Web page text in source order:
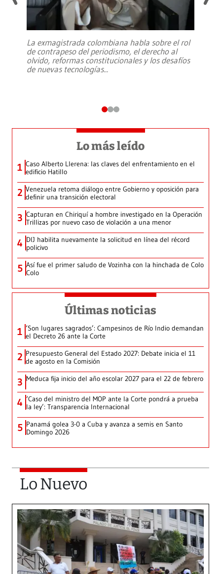
La exmagistrada colombiana habla sobre el rol
de contrapeso del periodismo, el derecho al
olvido, reformas constitucionales y los desafíos
de nuevas tecnologías...
Lo más leído
1 Caso Alberto Llerena: las claves del enfrentamiento en el
edificio Hatillo
2 Venezuela retoma diálogo entre Gobierno y oposición para
definir una transición electoral
3 Capturan en Chiriquí a hombre investigado en la Operación
Trillizas por nuevo caso de violación a una menor
4 DIJ habilita nuevamente la solicitud en línea del récord
policivo
5 Así fue el primer saludo de Vozinha con la hinchada de Colo
Colo
Últimas noticias
1 ‘Son lugares sagrados’: Campesinos de Río Indio demandan
el Decreto 26 ante la Corte
2 Presupuesto General del Estado 2027: Debate inicia el 11
de agosto en la Comisión
3 Meduca fija inicio del año escolar 2027 para el 22 de febrero
4 ‘Caso del ministro del MOP ante la Corte pondrá a prueba
la ley’: Transparencia Internacional
5 Panamá golea 3-0 a Cuba y avanza a semis en Santo
Domingo 2026
Lo Nuevo